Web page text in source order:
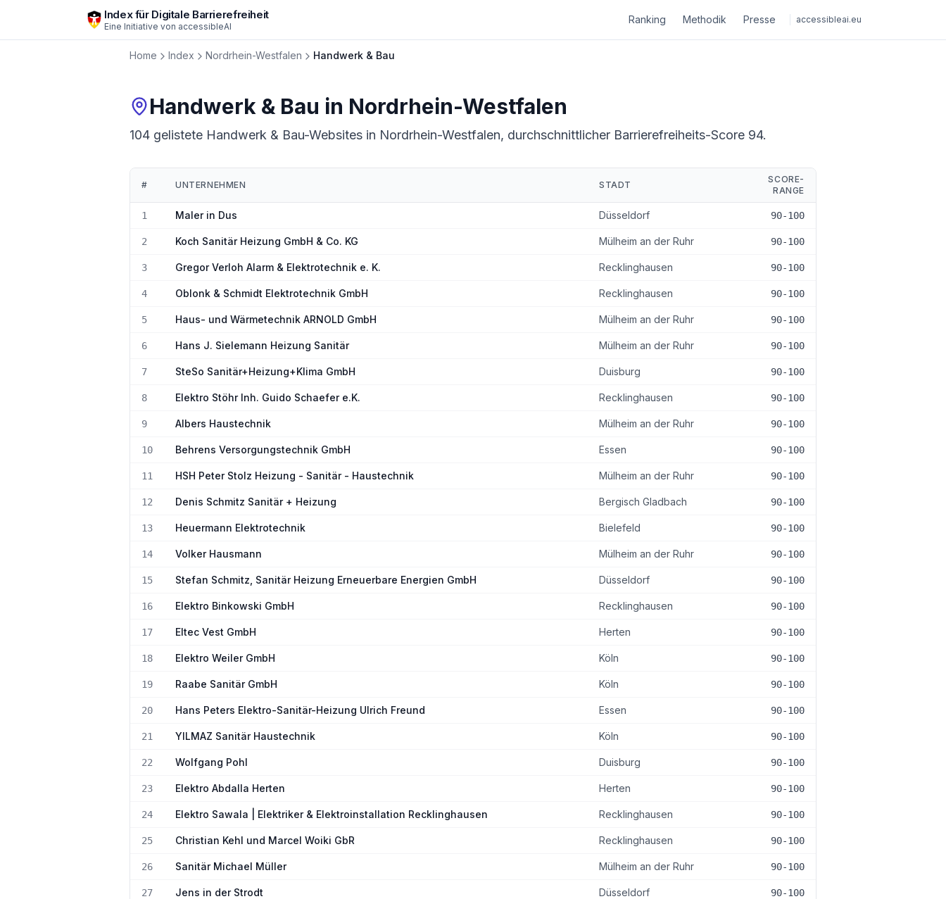
Zum Hauptinhalt springenIndex für Digitale Barrierefreiheit
Eine Initiative von accessibleAI
Ranking Methodik Presse accessibleai.eu
Home Index Nordrhein-Westfalen Handwerk & Bau
Handwerk & Bau in Nordrhein-Westfalen
104 gelistete Handwerk & Bau-Websites in Nordrhein-Westfalen, durchschnittlicher Barrierefreiheits-Score 94.
Handwerk & Bau
# UNTERNEHMEN STADT
SCORE-
RANGE
1 Maler in Dus Düsseldorf 90-100
2 Koch Sanitär Heizung GmbH & Co. KG Mülheim an der Ruhr 90-100
3 Gregor Verloh Alarm & Elektrotechnik e. K. Recklinghausen 90-100
4 Oblonk & Schmidt Elektrotechnik GmbH Recklinghausen 90-100
5 Haus- und Wärmetechnik ARNOLD GmbH Mülheim an der Ruhr 90-100
6 Hans J. Sielemann Heizung Sanitär Mülheim an der Ruhr 90-100
7 SteSo Sanitär+Heizung+Klima GmbH Duisburg 90-100
8 Elektro Stöhr Inh. Guido Schaefer e.K. Recklinghausen 90-100
9 Albers Haustechnik Mülheim an der Ruhr 90-100
10 Behrens Versorgungstechnik GmbH Essen 90-100
11 HSH Peter Stolz Heizung - Sanitär - Haustechnik Mülheim an der Ruhr 90-100
12 Denis Schmitz Sanitär + Heizung Bergisch Gladbach 90-100
13 Heuermann Elektrotechnik Bielefeld 90-100
14 Volker Hausmann Mülheim an der Ruhr 90-100
15 Stefan Schmitz, Sanitär Heizung Erneuerbare Energien GmbH Düsseldorf 90-100
16 Elektro Binkowski GmbH Recklinghausen 90-100
17 Eltec Vest GmbH Herten 90-100
18 Elektro Weiler GmbH Köln 90-100
19 Raabe Sanitär GmbH Köln 90-100
20 Hans Peters Elektro-Sanitär-Heizung Ulrich Freund Essen 90-100
21 YILMAZ Sanitär Haustechnik Köln 90-100
22 Wolfgang Pohl Duisburg 90-100
23 Elektro Abdalla Herten Herten 90-100
24 Elektro Sawala | Elektriker & Elektroinstallation Recklinghausen Recklinghausen 90-100
25 Christian Kehl und Marcel Woiki GbR Recklinghausen 90-100
26 Sanitär Michael Müller Mülheim an der Ruhr 90-100
27 Jens in der Strodt Düsseldorf 90-100